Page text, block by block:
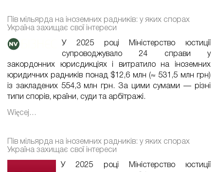
Пів мільярда на іноземних радників: у яких спорах
Україна захищає свої інтереси
У 2025 році Міністерство юстиції
супроводжувало 24 справи у
закордонних юрисдикціях і витратило на іноземних
юридичних радників понад $12,6 млн (≈ 531,5 млн грн)
із закладених 554,3 млн грн. За цими сумами — різні
типи спорів, країни, суди та арбітражі.
Więcej…
Пів мільярда на іноземних радників: у яких спорах
Україна захищає свої інтереси
У 2025 році Міністерство юстиції